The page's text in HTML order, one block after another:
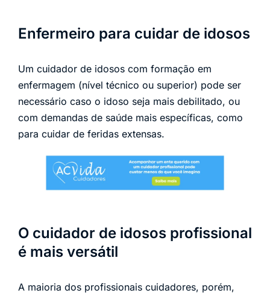
Enfermeiro para cuidar de idosos
Um cuidador de idosos com formação em
enfermagem (nível técnico ou superior) pode ser
necessário caso o idoso seja mais debilitado, ou
com demandas de saúde mais específicas, como
para cuidar de feridas extensas.
O cuidador de idosos profissional
é mais versátil
A maioria dos profissionais cuidadores, porém,